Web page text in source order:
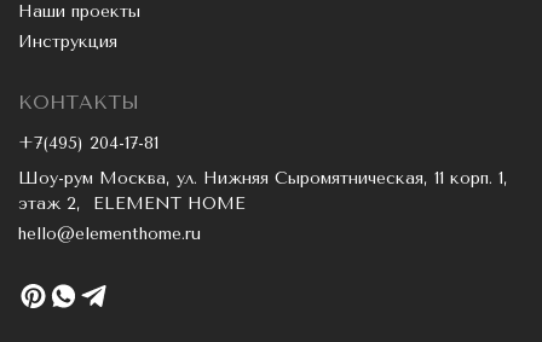
Наши проекты
Инструкция
КОНТАКТЫ
+7(495) 204-17-81
Шоу-рум Москва, ул. Нижняя Сыромятническая, 11 корп. 1,
этаж 2, ELEMENT HOME
hello@elementhome.ru